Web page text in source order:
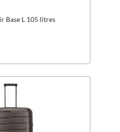
Base L 105 litres